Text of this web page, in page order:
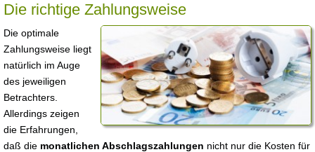
Die richtige Zahlungsweise
Die optimale
Zahlungsweise liegt
natürlich im Auge
des jeweiligen
Betrachters.
Allerdings zeigen
die Erfahrungen,
daß die monatlichen Abschlagszahlungen nicht nur die Kosten für